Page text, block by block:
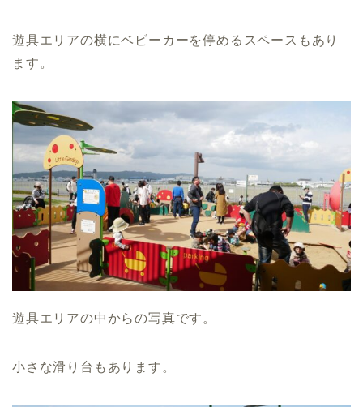
遊具エリアの横にベビーカーを停めるスペースもあり
ます。
遊具エリアの中からの写真です。
小さな滑り台もあります。